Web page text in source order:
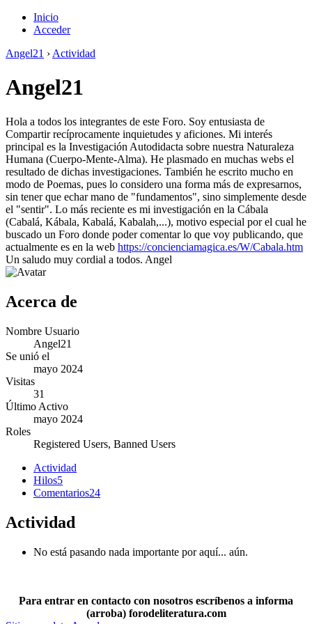
Inicio
Acceder
Angel21 › Actividad
Angel21
Hola a todos los integrantes de este Foro. Soy entusiasta de
Compartir recíprocamente inquietudes y aficiones. Mi interés
principal es la Investigación Autodidacta sobre nuestra Naturaleza
Humana (Cuerpo-Mente-Alma). He plasmado en muchas webs el
resultado de dichas investigaciones. También he escrito mucho en
modo de Poemas, pues lo considero una forma más de expresarnos,
sin tener que echar mano de "fundamentos", sino simplemente desde
el "sentir". Lo más reciente es mi investigación en la Cábala
(Cabalá, Kábala, Kabalá, Kabalah,...), motivo especial por el cual he
buscado un Foro donde poder comentar lo que voy publicando, que
actualmente es en la web https://concienciamagica.es/W/Cabala.htm
Un saludo muy cordial a todos. Angel
Acerca de
Nombre Usuario
Angel21
Se unió el
mayo 2024
Visitas
31
Último Activo
mayo 2024
Roles
Registered Users, Banned Users
Actividad
Hilos5
Comentarios24
Actividad
No está pasando nada importante por aquí... aún.
Para entrar en contacto con nosotros escríbenos a informa
(arroba) forodeliteratura.com